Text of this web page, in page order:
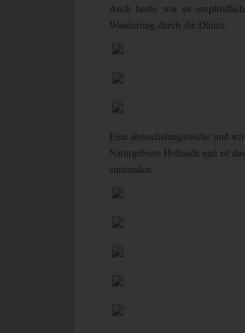
Auch heute war es
Wanderung durch die Dünen.
Eine abwechslungsreiche und
Naturgebiete Hollands und ist
entstanden.